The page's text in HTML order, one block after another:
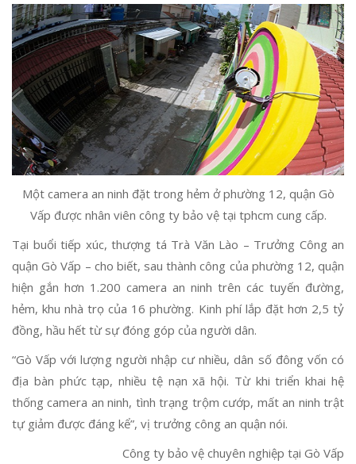
Một camera an ninh đặt trong hẻm ở phường 12, quận Gò
Vấp được nhân viên công ty bảo vệ tại tphcm cung cấp.
Tại buổi tiếp xúc, thượng tá Trà Văn Lào – Trưởng Công an
quận Gò Vấp – cho biết, sau thành công của phường 12, quận
hiện gắn hơn 1.200 camera an ninh trên các tuyến đường,
hẻm, khu nhà trọ của 16 phường. Kinh phí lắp đặt hơn 2,5 tỷ
đồng, hầu hết từ sự đóng góp của người dân.
“Gò Vấp với lượng người nhập cư nhiều, dân số đông vốn có
địa bàn phức tạp, nhiều tệ nạn xã hội. Từ khi triển khai hệ
thống camera an ninh, tình trạng trộm cướp, mất an ninh trật
tự giảm được đáng kể”, vị trưởng công an quận nói.
Công ty bảo vệ chuyên nghiệp tại Gò Vấp